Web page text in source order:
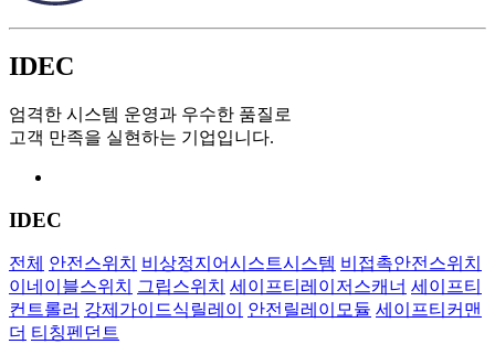
IDEC
엄격한 시스템 운영과 우수한 품질로
고객 만족을 실현하는 기업입니다.
IDEC
전체 안전스위치 비상정지어시스트시스템 비접촉안전스위치
이네이블스위치
그립스위치 세이프티레이저스캐너 세이프티
컨트롤러 강제가이드식릴레이 안전릴레이모듈 세이프티커맨
더 티칭펜던트